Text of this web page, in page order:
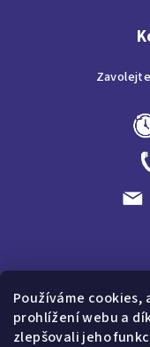
Používáme cookies,
prohlížení webu a
zlepšovali jeho